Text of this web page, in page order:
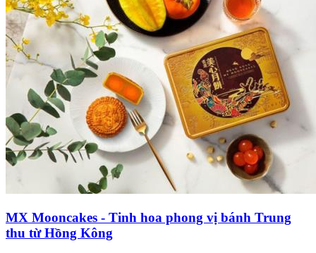
MX Mooncakes - Tinh hoa phong vị bánh Trung
thu từ Hồng Kông